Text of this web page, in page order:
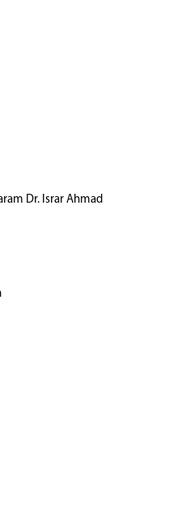
Dr. Israr Ahmad